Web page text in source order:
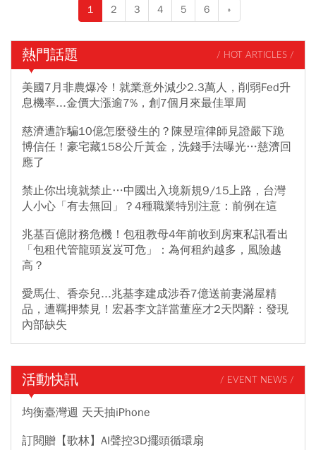
1 2 3 4 5 6 »
熱門話題 / HOT ARTICLES /
美國7月非農爆冷！就業意外減少2.3萬人，削弱Fed升
息機率...金價大漲逾7%，創7個月來最佳單周
慈濟遭詐騙10億怎麼發生的？陳昱瑄律師見證嚴下跪
博信任！豪宅藏158公斤黃金，洗錢手法曝光…慈濟回
應了
禁止你出境就禁止…中國出入境新規9/15上路，台灣
人小心「有去無回」？4種職業特別注意：前例在這
兆基百億財務危機！包租教母4年前收到房東私訊看出
「包租代管龍頭岌岌可危」：為何租約越多，風險越
高？
愛馬仕、香奈兒...兆基李建成涉吞7億送前妻滿屋精
品，遭羈押禁見！宏碁李文詳當董座才2天閃辭：發現
內部缺失
活動快訊 / EVENT NEWS /
均衡臺灣週 天天抽iPhone
訂閱贈【歌林】AI聲控3D擺頭循環扇